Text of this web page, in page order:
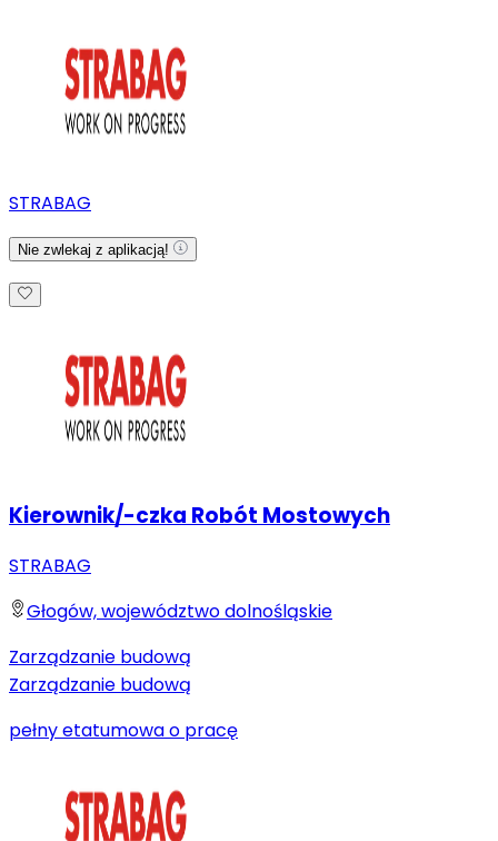
STRABAG
Nie zwlekaj z aplikacją!
Kierownik/-czka Robót Mostowych
STRABAG
Głogów, województwo dolnośląskie
Zarządzanie budową
Zarządzanie budową
pełny etatumowa o pracę